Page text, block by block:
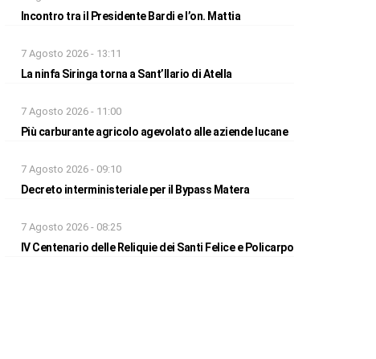
Incontro tra il Presidente Bardi e l’on. Mattia
7 Agosto 2026 - 13:11
La ninfa Siringa torna a Sant’Ilario di Atella
7 Agosto 2026 - 11:00
Più carburante agricolo agevolato alle aziende lucane
7 Agosto 2026 - 09:10
Decreto interministeriale per il Bypass Matera
7 Agosto 2026 - 08:25
IV Centenario delle Reliquie dei Santi Felice e Policarpo